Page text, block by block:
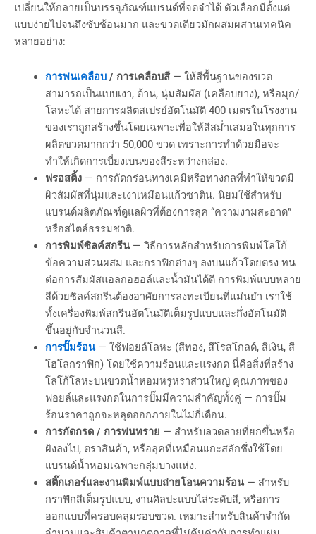
เปลี่ยนให้กลายเป็นบรรจุภัณฑ์แบรนด์ที่จดจำได้ ตัวเลือกมีตั้งแต่
แบบง่ายไปจนถึงซับซ้อนมาก และขวดเดียวมักผสมผสานเทคนิค
หลายอย่าง:
การพ่นเคลือบ/ การเคลือบสี— ให้สีพื้นฐานของขวด
สามารถเป็นแบบเงา, ด้าน, นุ่มสัมผัส (เคลือบยาง), หรือมุก/
โลหะได้ สายการผลิตสเปรย์อัตโนมัติ 400 เมตรในโรงงาน
ของเราถูกสร้างขึ้นโดยเฉพาะเพื่อให้สีสม่ำเสมอในทุกการ
ผลิตขวดมากกว่า 50,000 ขวด เพราะการทำด้วยมือจะ
ทำให้เกิดการเบี่ยงเบนของสีระหว่างกล่อง.
ฟรอสติ้ง— การกัดกร่อนทางเคมีหรือทางกลที่ทำให้ขวดมี
ผิวสัมผัสที่นุ่มและเงาเหมือนแก้วซาติน. นิยมใช้สำหรับ
แบรนด์ผลิตภัณฑ์ดูแลผิวที่ต้องการลุค “ความงามสะอาด”
หรือสไตล์ธรรมชาติ.
การพิมพ์ซิลค์สกรีน— วิธีการหลักสำหรับการพิมพ์โลโก้
ข้อความส่วนผสม และกราฟิกต่างๆ ลงบนแก้วโดยตรง ทน
ต่อการสัมผัสแอลกอฮอล์และน้ำมันได้ดี การพิมพ์แบบหลาย
สีด้วยซิลค์สกรีนต้องอาศัยการลงทะเบียนที่แม่นยำ เราใช้
ทั้งเครื่องพิมพ์สกรีนอัตโนมัติเต็มรูปแบบและกึ่งอัตโนมัติ
ขึ้นอยู่กับจำนวนสี.
การปั๊มร้อน— ใช้ฟอยล์โลหะ (สีทอง, สีโรสโกลด์, สีเงิน, สี
โฮโลกราฟิก) โดยใช้ความร้อนและแรงกด นี่คือสิ่งที่สร้าง
โลโก้โลหะบนขวดน้ำหอมหรูหราส่วนใหญ่ คุณภาพของ
ฟอยล์และแรงกดในการปั๊มมีความสำคัญทั้งคู่ — การปั๊ม
ร้อนราคาถูกจะหลุดออกภายในไม่กี่เดือน.
การกัดกรด / การพ่นทราย — สำหรับลวดลายที่ยกขึ้นหรือ
ฝังลงไป, ตราสินค้า, หรือลุคที่เหมือนแกะสลักซึ่งใช้โดย
แบรนด์น้ำหอมเฉพาะกลุ่มบางแห่ง.
สติ๊กเกอร์และงานพิมพ์แบบถ่ายโอนความร้อน— สำหรับ
กราฟิกสีเต็มรูปแบบ, งานศิลปะแบบไล่ระดับสี, หรือการ
ออกแบบที่ครอบคลุมรอบขวด. เหมาะสำหรับสินค้าจำกัด